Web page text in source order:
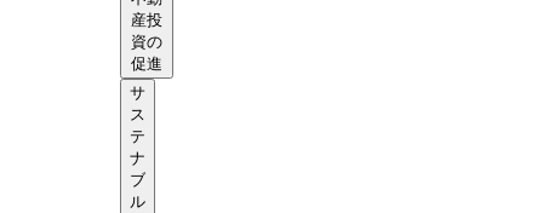
産投
資の
促進
サ
ス
テ
ナ
ブ
ル